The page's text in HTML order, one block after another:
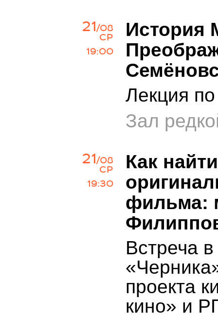
21/08
СР
19:00
История
Лекция
Зал
21/08
СР
19:30
Как
фильма:
Встреча
проекта
кино» и